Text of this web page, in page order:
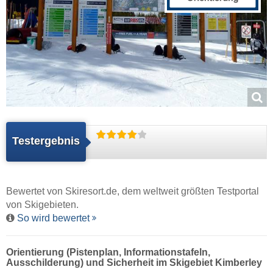
Testergebnis
Bewertet von Skiresort.de, dem weltweit größten Testportal
von Skigebieten.
So wird bewertet
Orientierung (Pistenplan, Informationstafeln,
Ausschilderung) und Sicherheit im Skigebiet Kimberley